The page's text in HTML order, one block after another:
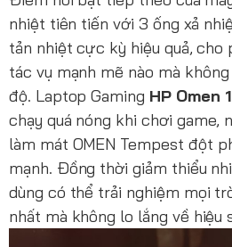
nhiệt tiên tiến với 3 ống xả
tản nhiệt cực kỳ hiệu quả,
tác vụ mạnh mẽ nào mà
độ. Laptop Gaming HP Omen
chạy quá nóng khi chơi game,
làm mát OMEN Tempest đột
mạnh. Đồng thời giảm thiểu
dùng có thể trải nghiệm mọi
nhất mà không lo lắng về hiệu